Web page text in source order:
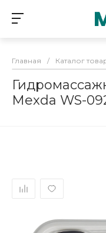
Главная / Каталог
Mexda WS-